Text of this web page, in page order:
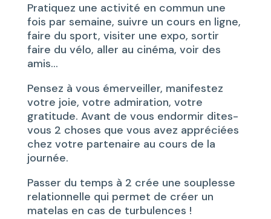
Pratiquez une activité en commun une
fois par semaine, suivre un cours en ligne,
faire du sport, visiter une expo, sortir
faire du vélo, aller au cinéma, voir des
amis…
Pensez à vous émerveiller, manifestez
votre joie, votre admiration, votre
gratitude. Avant de vous endormir dites-
vous 2 choses que vous avez appréciées
chez votre partenaire au cours de la
journée.
Passer du temps à 2 crée une souplesse
relationnelle qui permet de créer un
matelas en cas de turbulences !